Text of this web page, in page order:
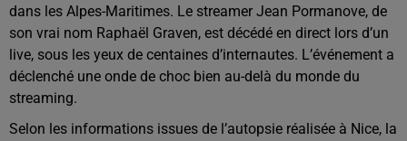
dans les Alpes-Maritimes. Le streamer Jean Pormanove, de
son vrai nom Raphaël Graven, est décédé en direct lors d’un
live, sous les yeux de centaines d’internautes. L’événement a
déclenché une onde de choc bien au-delà du monde du
streaming.
Selon les informations issues de l’autopsie réalisée à Nice, la